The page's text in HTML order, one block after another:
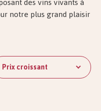
notre plus grand plaisir
Prix ​​croissant